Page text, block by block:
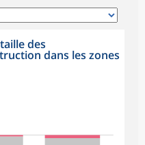
des
dans les zones